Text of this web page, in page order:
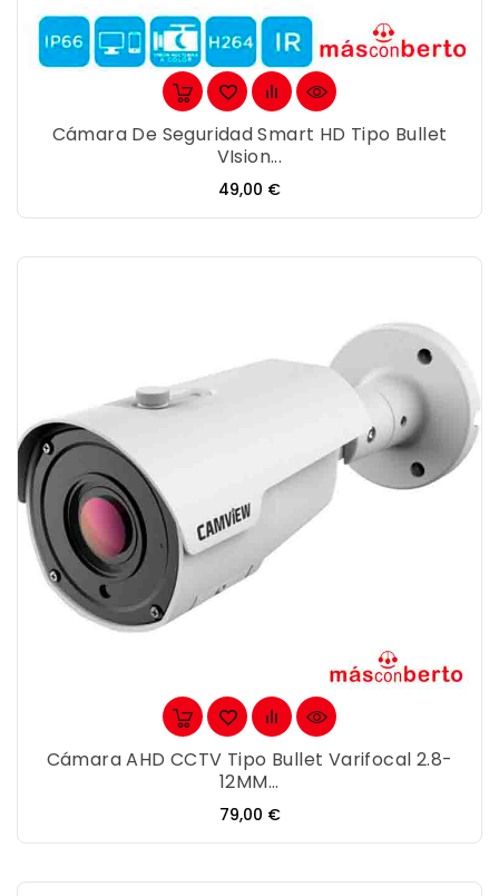
Cámara De Seguridad Smart HD Tipo Bullet
VIsion...
Precio
49,00 €
Cámara AHD CCTV Tipo Bullet Varifocal 2.8-
12MM...
Precio
79,00 €